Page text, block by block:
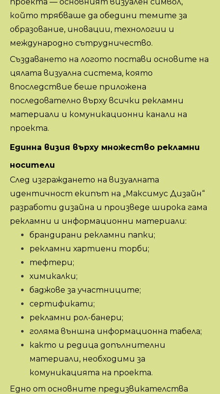
който трябваше да обедини темите за
образование, иновации, технологии и
международно сътрудничество.
Създаването на логото постави основите на
цялата визуална система, която
впоследствие беше приложена
последователно върху всички рекламни
материали и комуникационни канали на
проекта.
Единна визия върху множество рекламни
носители
След изграждането на визуалната
идентичност екипът на „Максимус Дизайн“
разработи дизайна и произведе широка гама
рекламни и информационни материали:
брандирани рекламни папки;
рекламни хартиени торби;
тефтери;
химикалки;
баджове за участниците;
сертификати;
рекламни рол-банери;
голяма външна информационна табела;
както и редица допълнителни
материали, необходими за
комуникацията на проекта.
Едно от основните предизвикателства